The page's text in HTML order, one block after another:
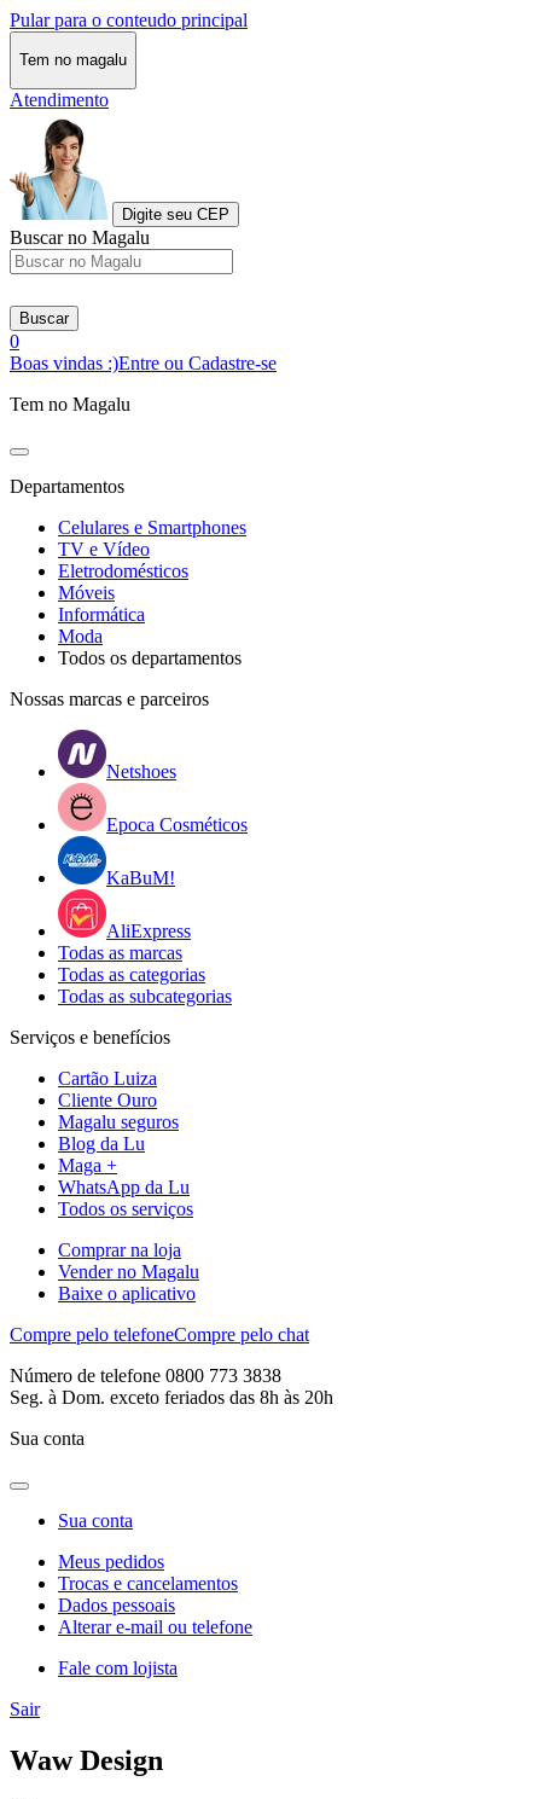
Pular para o conteudo principal
Tem no magalu
Atendimento
Digite seu CEP
Buscar no Magalu
Buscar
0
Boas vindas :)Entre ou Cadastre-se
Tem no Magalu
Departamentos
Celulares e Smartphones
TV e Vídeo
Eletrodomésticos
Móveis
Informática
Moda
Todos os departamentos
Nossas marcas e parceiros
Netshoes
Epoca Cosméticos
KaBuM!
AliExpress
Todas as marcas
Todas as categorias
Todas as subcategorias
Serviços e benefícios
Cartão Luiza
Cliente Ouro
Magalu seguros
Blog da Lu
Maga +
WhatsApp da Lu
Todos os serviços
Comprar na loja
Vender no Magalu
Baixe o aplicativo
Compre pelo telefoneCompre pelo chat
Número de telefone 0800 773 3838
Seg. à Dom. exceto feriados das 8h às 20h
Sua conta
Sua conta
Meus pedidos
Trocas e cancelamentos
Dados pessoais
Alterar e-mail ou telefone
Fale com lojista
Sair
Waw Design